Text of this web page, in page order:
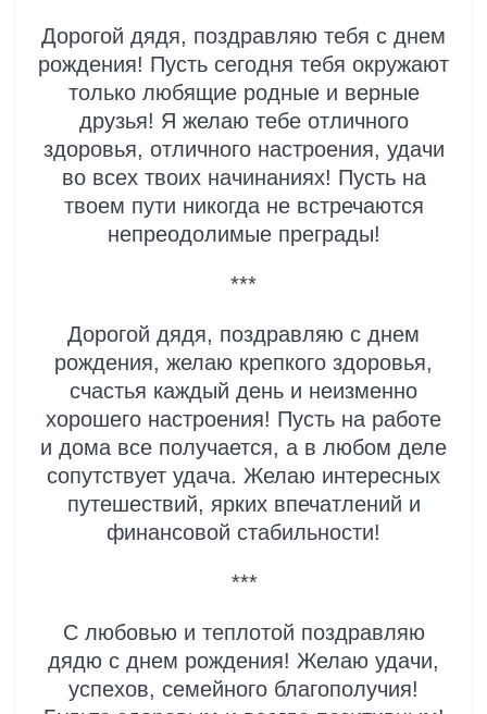
Дорогой дядя, поздравляю тебя с днем
рождения! Пусть сегодня тебя окружают
только любящие родные и верные
друзья! Я желаю тебе отличного
здоровья, отличного настроения, удачи
во всех твоих начинаниях! Пусть на
твоем пути никогда не встречаются
непреодолимые преграды!
***
Дорогой дядя, поздравляю с днем
рождения, желаю крепкого здоровья,
счастья каждый день и неизменно
хорошего настроения! Пусть на работе
и дома все получается, а в любом деле
сопутствует удача. Желаю интересных
путешествий, ярких впечатлений и
финансовой стабильности!
***
С любовью и теплотой поздравляю
дядю с днем рождения! Желаю удачи,
успехов, семейного благополучия!